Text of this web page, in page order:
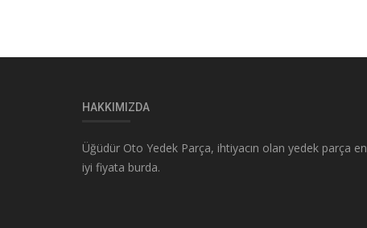
HAKKIMIZDA
Üğüdür Oto Yedek Parça, ihtiyacın olan yedek parça en
iyi fiyata burda.